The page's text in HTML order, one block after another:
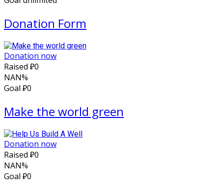
Donation Form
Donation now
Raised ₽0
NAN%
Goal ₽0
Make the world green
Donation now
Raised ₽0
NAN%
Goal ₽0